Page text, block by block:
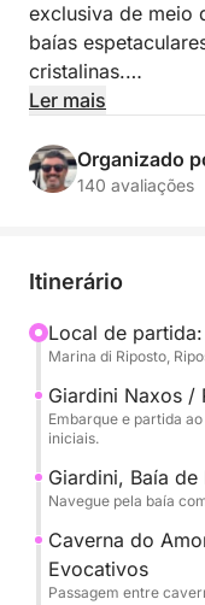
exclusiva de meio
baías
cristalinas.
Naxos, você
cativantes da
Isola Bella, o Capo
A experiência foi
perfeito entre
diversas paradas
tempo para
A bordo, você
conforto
completa
tripulação
Ler mais
Organizado
140 avaliações
Itinerário
Local de partida:
Marina di Riposto,
Giardini Naxos /
Embarque e partida
iniciais.
Giardini, Baía
Navegue pela baía
Caverna do
Evocativos
Passagem entre